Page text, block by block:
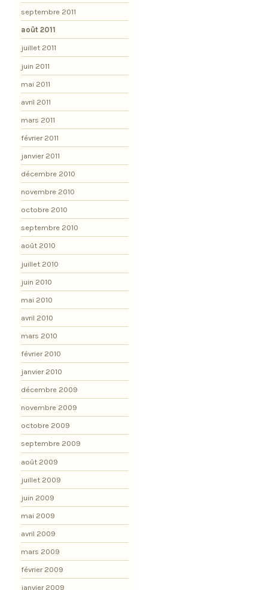
septembre 2011
août 2011
juillet 2011
juin 2011
mai 2011
avril 2011
mars 2011
février 2011
janvier 2011
décembre 2010
novembre 2010
octobre 2010
septembre 2010
août 2010
juillet 2010
juin 2010
mai 2010
avril 2010
mars 2010
février 2010
janvier 2010
décembre 2009
novembre 2009
octobre 2009
septembre 2009
août 2009
juillet 2009
juin 2009
mai 2009
avril 2009
mars 2009
février 2009
janvier 2009